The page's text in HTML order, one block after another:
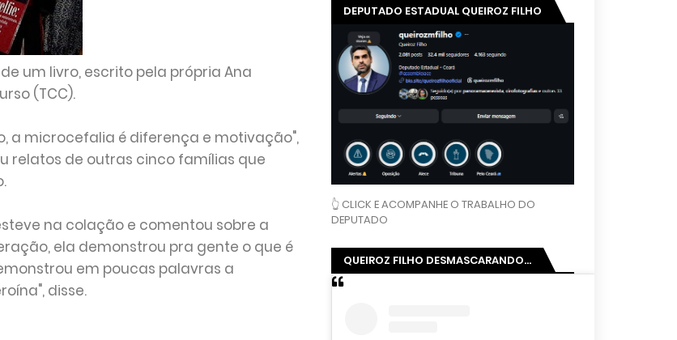
um livro, escrito pela própria Ana
(TCC).
a microcefalia é diferença e motivação",
relatos de outras cinco famílias que
na colação e comentou sobre a
ela demonstrou pra gente o que é
em poucas palavras a
disse.
DEPUTADO ESTADUAL QUEIROZ FILHO
👆 CLICK E ACOMPANHE O TRABALHO DO
DEPUTADO
QUEIROZ FILHO DESMASCARANDO...